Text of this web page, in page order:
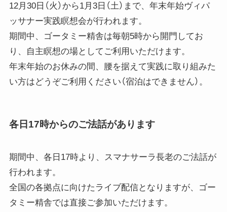
12月30日（火）から1月3日（土）まで、年末年始ヴィパ
ッサナー実践瞑想会が行われます。
期間中、ゴータミー精舎は毎朝5時から開門してお
り、自主瞑想の場としてご利用いただけます。
年末年始のお休みの間、腰を据えて実践に取り組みた
い方はどうぞご利用ください（宿泊はできません）。
各日17時からのご法話があります
期間中、各日17時より、スマナサーラ長老のご法話が
行われます。
全国の各拠点に向けたライブ配信となりますが、ゴー
タミー精舎では直接ご参加いただけます。